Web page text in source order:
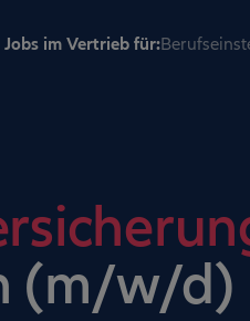
Jobs im Vertrieb für:
(m/w/d)